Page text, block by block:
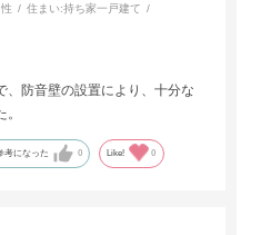
住まい:持ち家一戸建て
、防音壁の設置により、十分な
考になった 0 Like! 0